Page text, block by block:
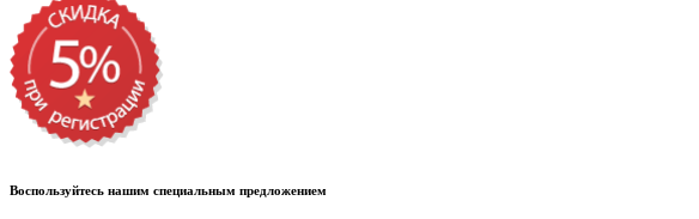
Воспользуйтесь нашим специальным предложением